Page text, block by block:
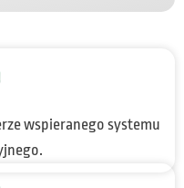
wspieranego systemu